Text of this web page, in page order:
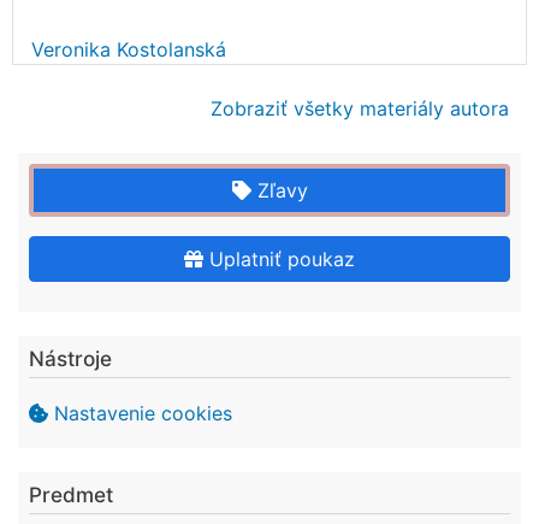
Veronika Kostolanská
Zobraziť všetky materiály autora
Zľavy
Uplatniť poukaz
Nástroje
Nastavenie cookies
Predmet